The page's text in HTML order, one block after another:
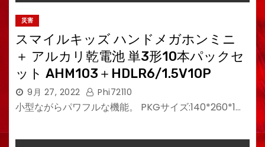
災害
スマイルキッズ ハンドメガホンミニ
＋ アルカリ乾電池 単3形10本パックセ
ット AHM103＋HDLR6/1.5V10P
9月 27, 2022 Phi72110
小型ながらパワフルな機能。 PKGサイズ:140*260*1…